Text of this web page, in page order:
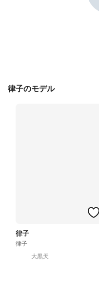
律子のモデル
律子
律子
大黒天